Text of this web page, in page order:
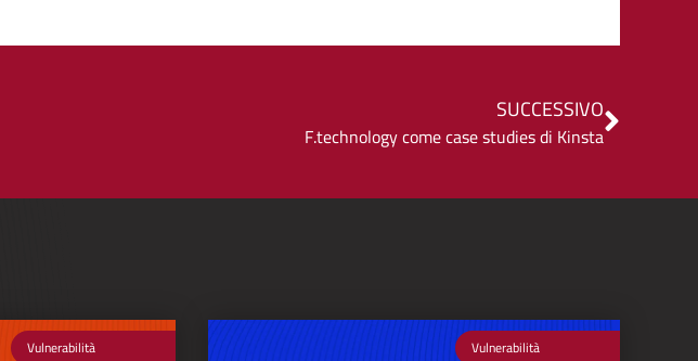
SUCCESSIVO
F.technology come case studies di Kinsta
Vulnerabilità Vulnerabilità